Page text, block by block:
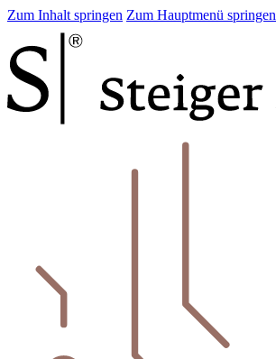
Zum Inhalt springen Zum Hauptmenü springen